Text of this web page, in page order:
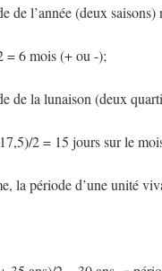
de l’année (deux saisons)
= 6 mois (+ ou -);
de la lunaison (deux
2 = 15 jours sur le
la période d’une unité